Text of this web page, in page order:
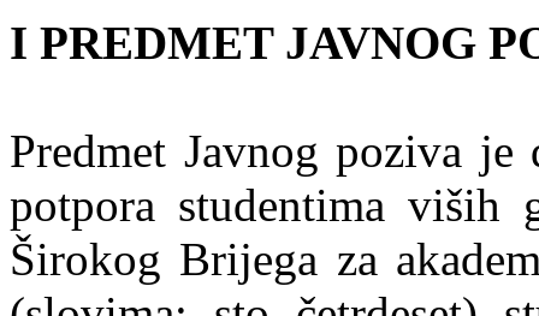
I PREDMET JAVNOG
Predmet Javnog poziva
potpora studentima viših
Širokog Brijega za